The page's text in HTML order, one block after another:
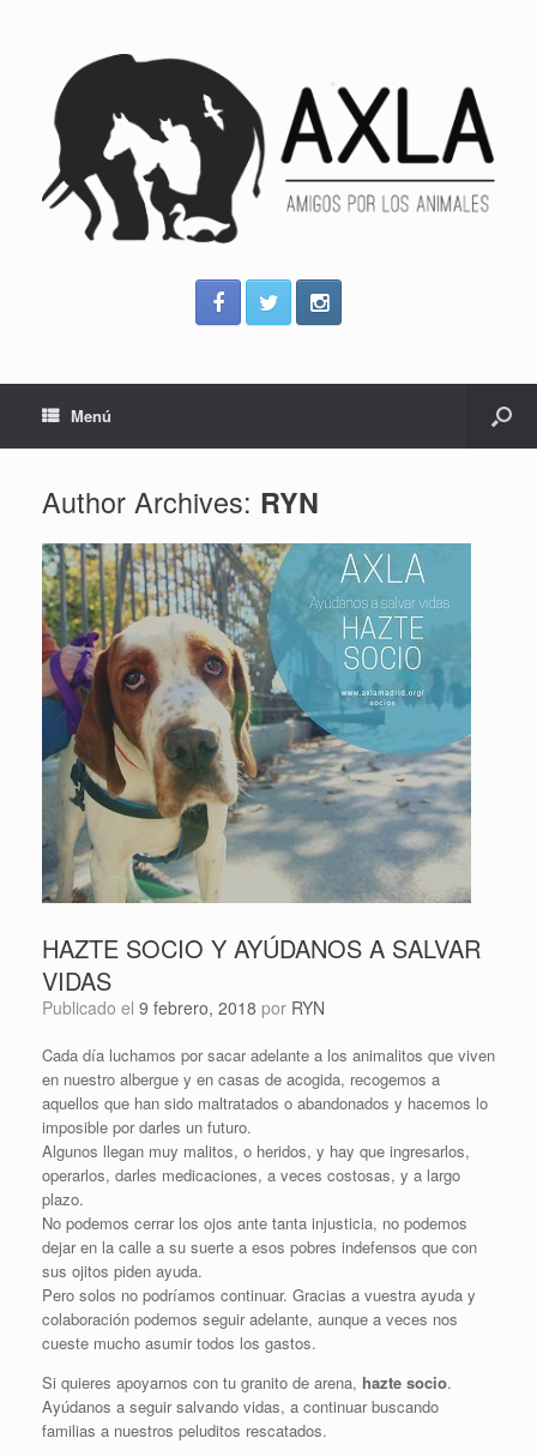
Menú
Author Archives: RYN
HAZTE SOCIO Y AYÚDANOS A SALVAR
VIDAS
Publicado el 9 febrero, 2018 por RYN
Cada día luchamos por sacar adelante a los animalitos que viven
en nuestro albergue y en casas de acogida, recogemos a
aquellos que han sido maltratados o abandonados y hacemos lo
imposible por darles un futuro.
Algunos llegan muy malitos, o heridos, y hay que ingresarlos,
operarlos, darles medicaciones, a veces costosas, y a largo
plazo.
No podemos cerrar los ojos ante tanta injusticia, no podemos
dejar en la calle a su suerte a esos pobres indefensos que con
sus ojitos piden ayuda.
Pero solos no podríamos continuar. Gracias a vuestra ayuda y
colaboración podemos seguir adelante, aunque a veces nos
cueste mucho asumir todos los gastos.
Si quieres apoyarnos con tu granito de arena, hazte socio.
Ayúdanos a seguir salvando vidas, a continuar buscando
familias a nuestros peluditos rescatados.